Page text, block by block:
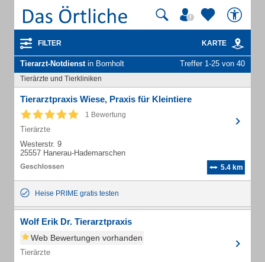
FILTER KARTE
Tierarzt-Notdienstin Bornholt Treffer 1-25 von 40
Tierärzte und Tierkliniken
Tierarztpraxis Wiese, Praxis für Kleintiere
1 Bewertung
Tierärzte
Westerstr. 9
25557 Hanerau-Hademarschen
5.4 km
Heise PRIME gratis testen
Wolf Erik Dr. Tierarztpraxis
Web Bewertungen vorhanden
Tierärzte